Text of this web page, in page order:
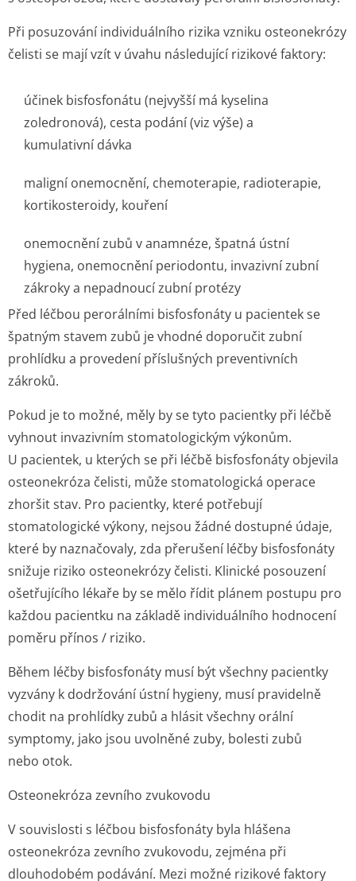
Při posuzování individuálního rizika vzniku osteonekrózy
čelisti se mají vzít v úvahu následující rizikové faktory:
účinek bisfosfonátu (nejvyšší má kyselina
zoledronová), cesta podání (viz výše) a
kumulativní dávka
maligní onemocnění, chemoterapie, radioterapie,
kortikosteroidy, kouření
onemocnění zubů v anamnéze, špatná ústní
hygiena, onemocnění periodontu, invazivní zubní
zákroky a nepadnoucí zubní protézy
Před léčbou perorálními bisfosfonáty u pacientek se
špatným stavem zubů je vhodné doporučit zubní
prohlídku a provedení příslušných preventivních
zákroků.
Pokud je to možné, měly by se tyto pacientky při léčbě
vyhnout invazivním stomatologickým výkonům.
U pacientek, u kterých se při léčbě bisfosfonáty objevila
osteonekróza čelisti, může stomatologická operace
zhoršit stav. Pro pacientky, které potřebují
stomatologické výkony, nejsou žádné dostupné údaje,
které by naznačovaly, zda přerušení léčby bisfosfonáty
snižuje riziko osteonekrózy čelisti. Klinické posouzení
ošetřujícího lékaře by se mělo řídit plánem postupu pro
každou pacientku na základě individuálního hodnocení
poměru přínos / riziko.
Během léčby bisfosfonáty musí být všechny pacientky
vyzvány k dodržování ústní hygieny, musí pravidelně
chodit na prohlídky zubů a hlásit všechny orální
symptomy, jako jsou uvolněné zuby, bolesti zubů
nebo otok.
Osteonekróza zevního zvukovodu
V souvislosti s léčbou bisfosfonáty byla hlášena
osteonekróza zevního zvukovodu, zejména při
dlouhodobém podávání. Mezi možné rizikové faktory